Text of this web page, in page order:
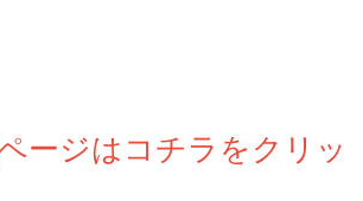
ージはコチラをクリッ